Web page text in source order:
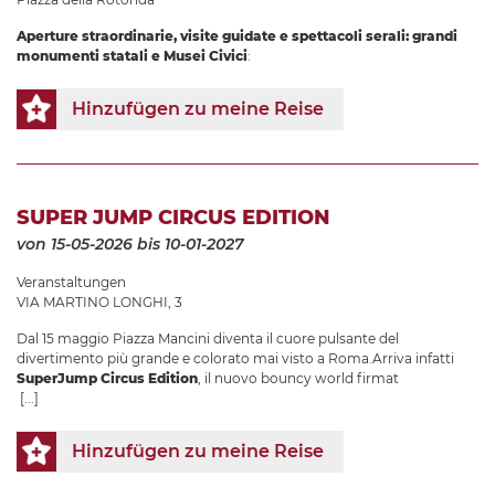
Aperture straordinarie, visite guidate e spettacoli serali: grandi
monumenti statali e Musei Civici:
Hinzufügen zu meine Reise
SUPER JUMP CIRCUS EDITION
von 15-05-2026 bis 10-01-2027
Veranstaltungen
VIA MARTINO LONGHI, 3
Dal 15 maggio Piazza Mancini diventa il cuore pulsante del
divertimento più grande e colorato mai visto a Roma.Arriva infatti
SuperJump Circus Edition, il nuovo bouncy world firmat
[...]
Hinzufügen zu meine Reise